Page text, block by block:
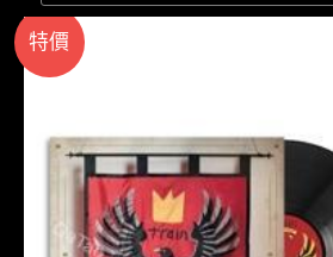
容
尋
特價